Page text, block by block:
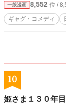
一般漫画 8,552 位 /
ギャグ・コメディ
10
姫さま１３０年